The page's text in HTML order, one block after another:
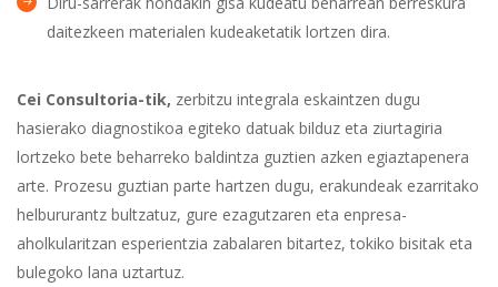
daitezkeen materialen kudeaketatik lortzen dira.
Cei Consultoria-tik, zerbitzu integrala eskaintzen dugu
hasierako diagnostikoa egiteko datuak bilduz eta ziurtagiria
lortzeko bete beharreko baldintza guztien azken egiaztapenera
arte. Prozesu guztian parte hartzen dugu, erakundeak ezarritako
helbururantz bultzatuz, gure ezagutzaren eta enpresa-
aholkularitzan esperientzia zabalaren bitartez, tokiko bisitak eta
bulegoko lana uztartuz.